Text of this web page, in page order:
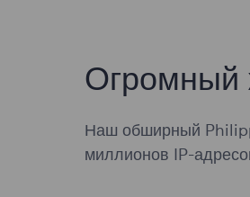
Огромный
Наш обширный
миллионов IP-